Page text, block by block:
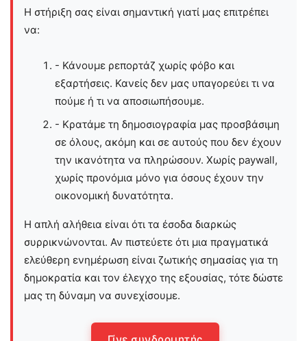
Η στήριξη σας είναι σημαντική γιατί μας επιτρέπει
να:
- Κάνουμε ρεπορτάζ χωρίς φόβο και
εξαρτήσεις. Κανείς δεν μας υπαγορεύει τι να
πούμε ή τι να αποσιωπήσουμε.
- Κρατάμε τη δημοσιογραφία μας προσβάσιμη
σε όλους, ακόμη και σε αυτούς που δεν έχουν
την ικανότητα να πληρώσουν. Χωρίς paywall,
χωρίς προνόμια μόνο για όσους έχουν την
οικονομική δυνατότητα.
Η απλή αλήθεια είναι ότι τα έσοδα διαρκώς
συρρικνώνονται. Αν πιστεύετε ότι μια πραγματικά
ελεύθερη ενημέρωση είναι ζωτικής σημασίας για τη
δημοκρατία και τον έλεγχο της εξουσίας, τότε δώστε
μας τη δύναμη να συνεχίσουμε.